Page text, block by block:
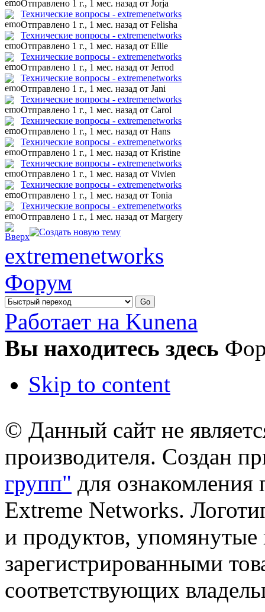
Отправлено 1 г., 1 мес. назад от Jorja
Технические вопросы - extremenetworks
Отправлено 1 г., 1 мес. назад от Felisha
Технические вопросы - extremenetworks
Отправлено 1 г., 1 мес. назад от Ellie
Технические вопросы - extremenetworks
Отправлено 1 г., 1 мес. назад от Jerrod
Технические вопросы - extremenetworks
Отправлено 1 г., 1 мес. назад от Jani
Технические вопросы - extremenetworks
Отправлено 1 г., 1 мес. назад от Carol
Технические вопросы - extremenetworks
Отправлено 1 г., 1 мес. назад от Hans
Технические вопросы - extremenetworks
Отправлено 1 г., 1 мес. назад от Kristine
Технические вопросы - extremenetworks
Отправлено 1 г., 1 мес. назад от Vivien
Технические вопросы - extremenetworks
Отправлено 1 г., 1 мес. назад от Tonia
Технические вопросы - extremenetworks
Отправлено 1 г., 1 мес. назад от Margery
extremenetworks
Форум
Работает на Kunena
Вы находитесь здесь
Skip to content
© Данный сайт не
производителя. Создан
групп" для ознакомления
Extreme Networks.
и продуктов, упомянутые
зарегистрированными
соответствующих